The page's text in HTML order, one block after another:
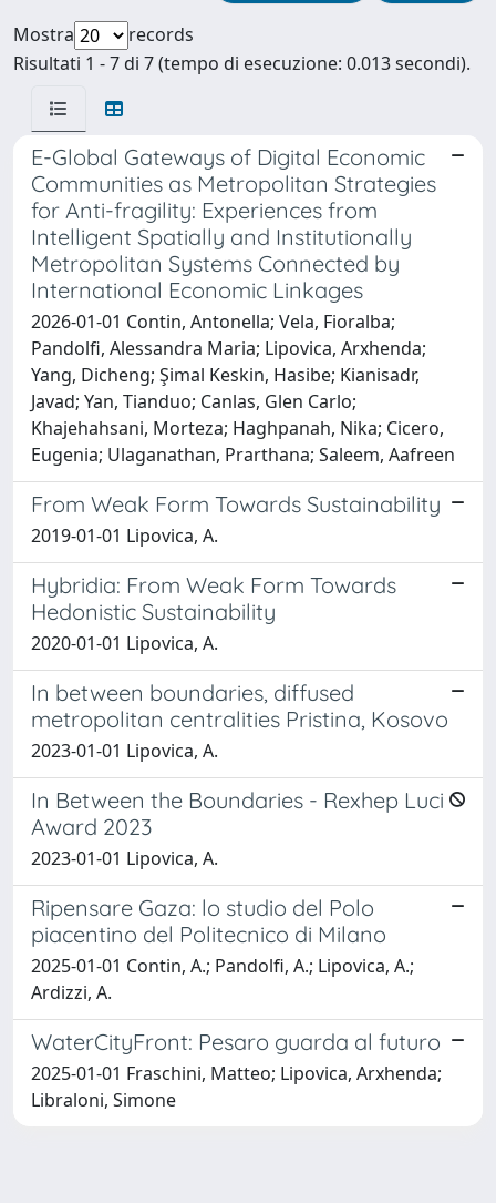
Mostra
records
Risultati 1 - 7 di 7 (tempo di esecuzione: 0.013 secondi).
E-Global Gateways of Digital Economic
Communities as Metropolitan Strategies
for Anti-fragility: Experiences from
Intelligent Spatially and Institutionally
Metropolitan Systems Connected by
International Economic Linkages
2026-01-01 Contin, Antonella; Vela, Fioralba;
Pandolfi, Alessandra Maria; Lipovica, Arxhenda;
Yang, Dicheng; Şimal Keskin, Hasibe; Kianisadr,
Javad; Yan, Tianduo; Canlas, Glen Carlo;
Khajehahsani, Morteza; Haghpanah, Nika; Cicero,
Eugenia; Ulaganathan, Prarthana; Saleem, Aafreen
From Weak Form Towards Sustainability
2019-01-01 Lipovica, A.
Hybridia: From Weak Form Towards
Hedonistic Sustainability
2020-01-01 Lipovica, A.
In between boundaries, diffused
metropolitan centralities Pristina, Kosovo
2023-01-01 Lipovica, A.
In Between the Boundaries - Rexhep Luci
Award 2023
2023-01-01 Lipovica, A.
Ripensare Gaza: lo studio del Polo
piacentino del Politecnico di Milano
2025-01-01 Contin, A.; Pandolfi, A.; Lipovica, A.;
Ardizzi, A.
WaterCityFront: Pesaro guarda al futuro
2025-01-01 Fraschini, Matteo; Lipovica, Arxhenda;
Libraloni, Simone